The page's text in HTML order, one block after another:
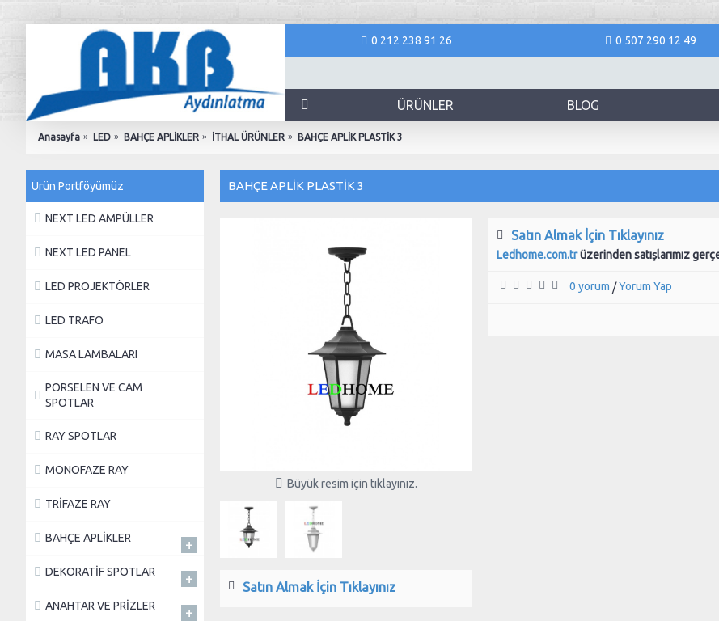
0 212 238 91 26 0 507 290 12 49
ÜRÜNLER BLOG
Anasayfa LED BAHÇE APLİKLER İTHAL ÜRÜNLER BAHÇE APLİK PLASTİK 3
Ürün Portföyümüz
NEXT LED AMPÜLLER
NEXT LED PANEL
LED PROJEKTÖRLER
LED TRAFO
MASA LAMBALARI
PORSELEN VE CAM
SPOTLAR
RAY SPOTLAR
MONOFAZE RAY
TRİFAZE RAY
BAHÇE APLİKLER +
DEKORATİF SPOTLAR +
ANAHTAR VE PRİZLER +
BAHÇE APLİK PLASTİK 3
Büyük resim için tıklayınız.
Satın Almak İçin Tıklayınız
Satın Almak İçin Tıklayınız
Ledhome.com.trüzerinden satışlarımız
0 yorum /Yorum Yap